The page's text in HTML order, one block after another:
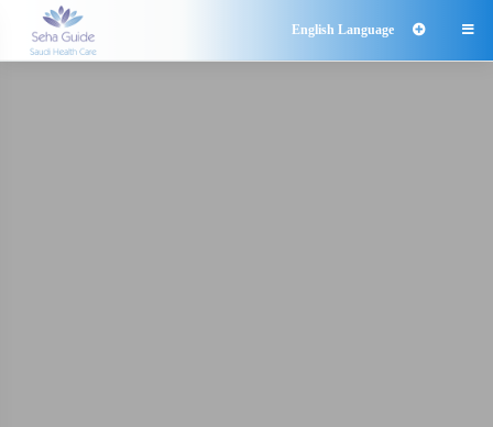

English Language